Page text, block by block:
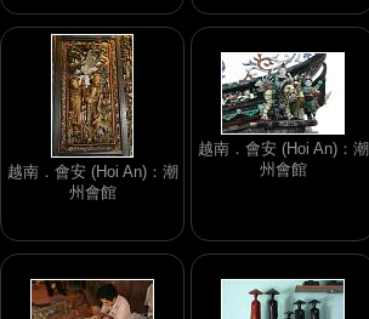
越南．會安 (Hoi An)：潮
州會館
越南．會安 (Hoi An)：潮
州會館